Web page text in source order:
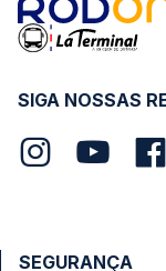
SIGA NOSSAS
SEGURANÇA